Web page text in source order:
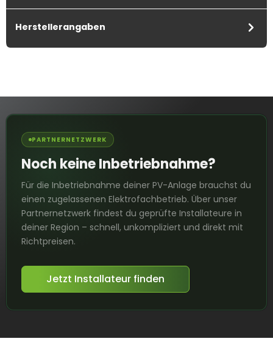
Herstellerangaben
PARTNERNETZWERK
Noch keine Inbetriebnahme?
Für die Inbetriebnahme deiner PV-Anlage brauchst du
einen zugelassenen Elektrofachbetrieb. Über unser
Partnernetzwerk findest du geprüfte Installateure in
deiner Region – schnell, unkompliziert und direkt mit
Richtpreisen.
Jetzt Installateur finden